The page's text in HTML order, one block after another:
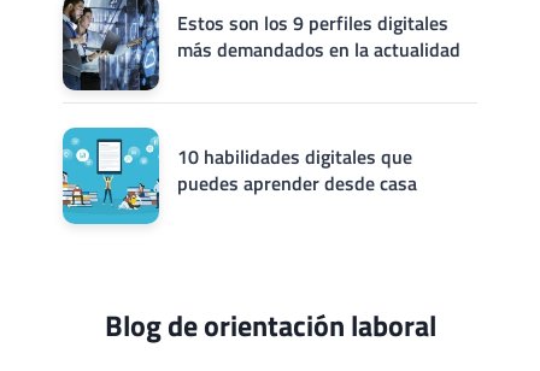
Estos son los 9 perfiles digitales
más demandados en la actualidad
10 habilidades digitales que
puedes aprender desde casa
Blog de orientación laboral